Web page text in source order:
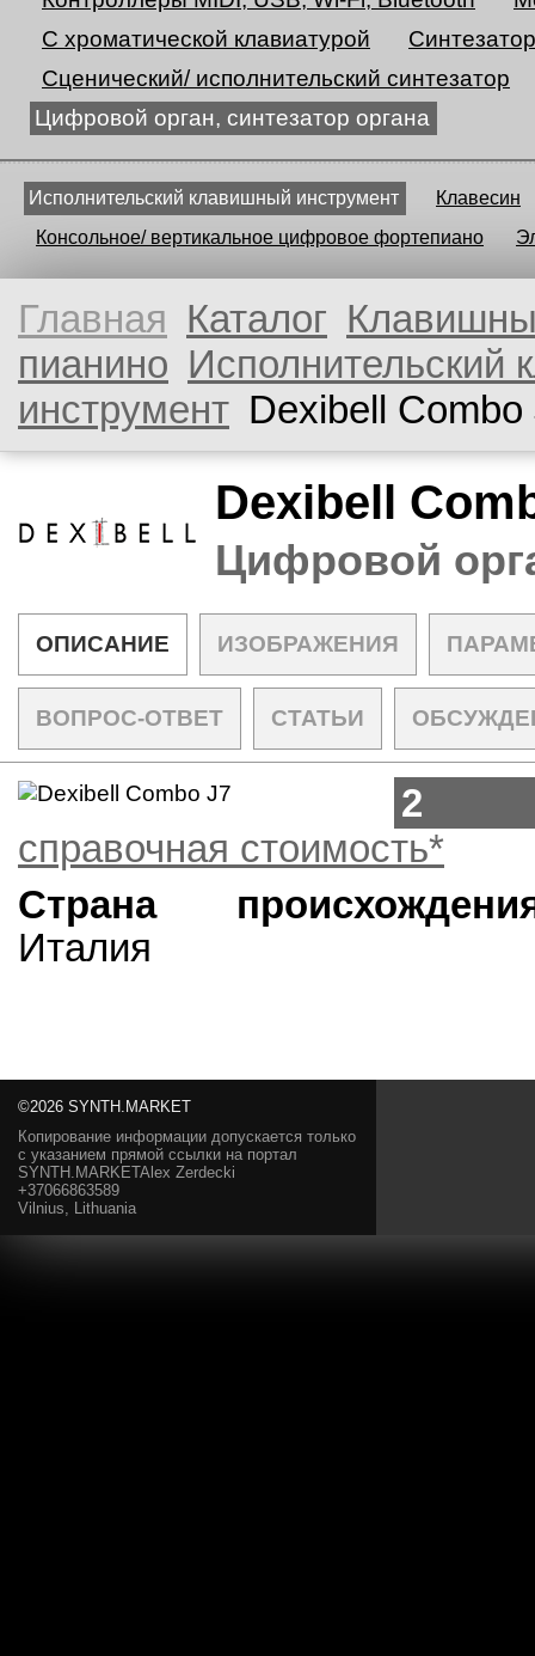
С хроматической клавиатурой
Синтезатор
Сценический/ исполнительский синтезатор
Цифровой орган, синтезатор органа
Исполнительский клавишный инструмент
Клавесин
Консольное/ вертикальное цифровое фортепиано
Главная Каталог
пианино Исполнительский
инструмент Dexibell Combo
Dexibell
Цифровой
ОПИСАНИЕ ИЗОБРАЖЕНИЯ
ВОПРОС-ОТВЕТ СТАТЬИ
2
справочная стоимость*
Страна
Италия
©2026 SYNTH.MARKET
Копирование информации допускается только
с указанием прямой ссылки на портал
SYNTH.MARKETAlex Zerdecki
+37066863589
Vilnius, Lithuania